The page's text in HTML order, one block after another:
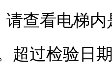
请查看电梯
超过检验日